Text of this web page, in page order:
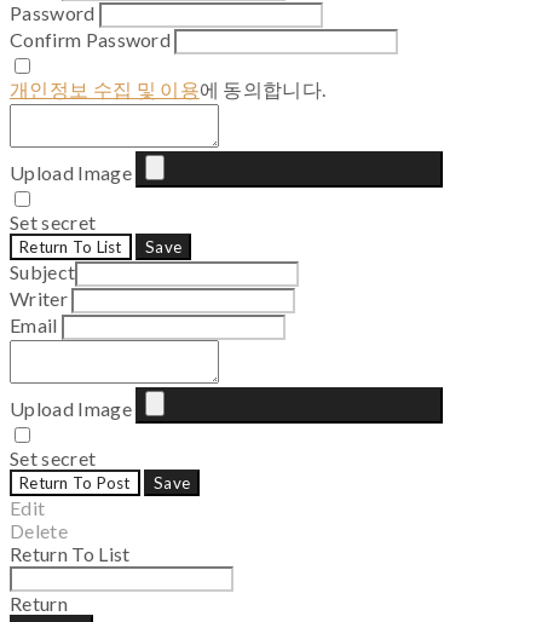
Password
Confirm Password
개인정보 수집 및 이용에 동의합니다.
Upload Image
Set secret
Return To List Save
Subject
Writer
Email
Upload Image
Set secret
Return To Post Save
Edit
Delete
Return To List
Return